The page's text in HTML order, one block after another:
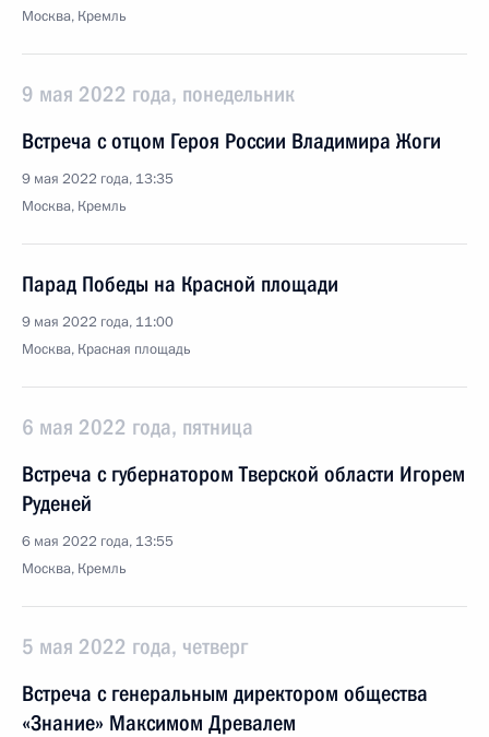
Москва, Кремль
9 мая 2022 года, понедельник
Встреча с отцом Героя России Владимира Жоги
9 мая 2022 года, 13:35
Москва, Кремль
Парад Победы на Красной площади
9 мая 2022 года, 11:00
Москва, Красная площадь
6 мая 2022 года, пятница
Встреча с губернатором Тверской области Игорем
Руденей
6 мая 2022 года, 13:55
Москва, Кремль
5 мая 2022 года, четверг
Встреча с генеральным директором общества
«Знание» Максимом Древалем